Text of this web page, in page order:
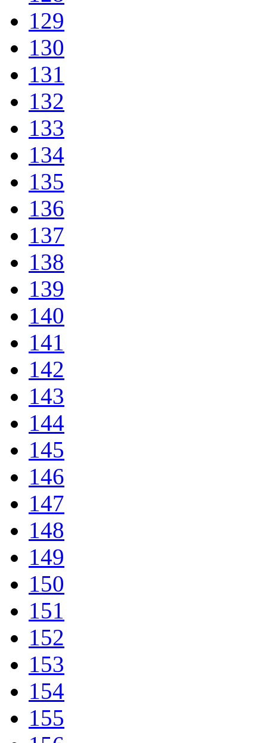
129
130
131
132
133
134
135
136
137
138
139
140
141
142
143
144
145
146
147
148
149
150
151
152
153
154
155